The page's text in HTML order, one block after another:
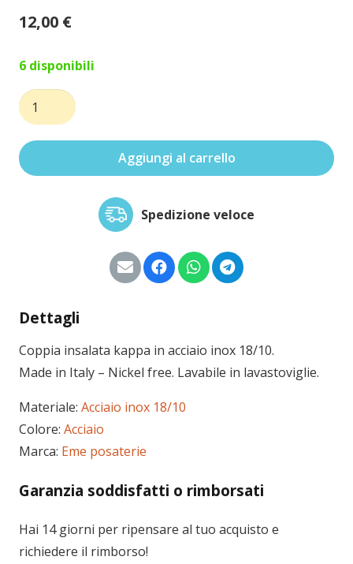
12,00 €
6 disponibili
Coppia
insalata
kappa
quantità
Aggiungi al carrello
Spedizione veloce
Garanzia soddisfatti o rimborsati
Hai 14 giorni per ripensare al tuo acquisto e
richiedere il rimborso!
Dettagli
Coppia insalata kappa in acciaio inox 18/10.
Made in Italy – Nickel free. Lavabile in lavastoviglie.
Materiale: Acciaio inox 18/10
Colore: Acciaio
Marca: Eme posaterie